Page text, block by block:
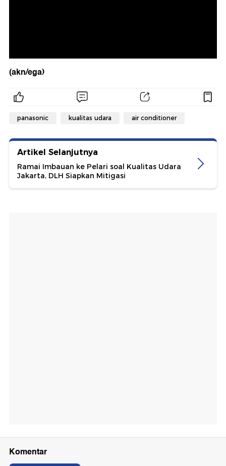
(akn/ega)
panasonic kualitas udara air conditioner
Artikel Selanjutnya
Ramai Imbauan ke Pelari soal Kualitas Udara
Jakarta, DLH Siapkan Mitigasi